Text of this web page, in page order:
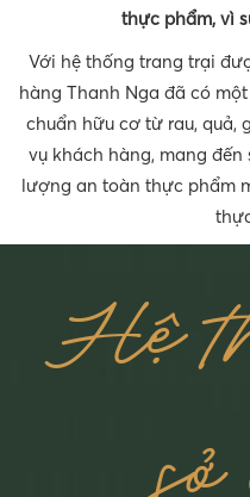
thực phẩm, vì
Với hệ thống trang trại
hàng Thanh Nga đã có
chuẩn hữu cơ từ rau, quả,
vụ khách hàng, mang
lượng an toàn thực phẩm
Hệ